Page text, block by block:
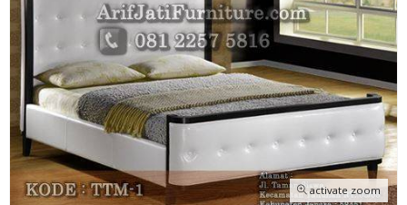
activate zoom